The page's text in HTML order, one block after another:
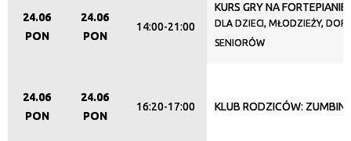
24.06
PON
24.06
PON
14:00-21:00
KURS GRY NA FORTEPIANIE
DLA DZIECI, MŁODZIEŻY,
SENIORÓW
24.06
PON
24.06
PON
16:20-17:00 KLUB RODZICÓW: ZUMBINI